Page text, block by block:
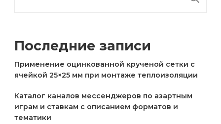
Последние записи
Применение оцинкованной крученой сетки с
ячейкой 25×25 мм при монтаже теплоизоляции
Каталог каналов мессенджеров по азартным
играм и ставкам с описанием форматов и
тематики